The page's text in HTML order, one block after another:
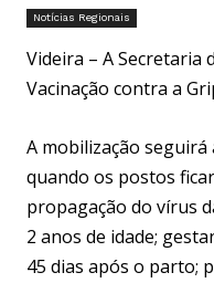
Notícias Regionais
Videira – A Secretaria
Vacinação contra a
A mobilização seguirá
quando os postos
propagação do vírus
2 anos de idade;
45 dias após o parto;